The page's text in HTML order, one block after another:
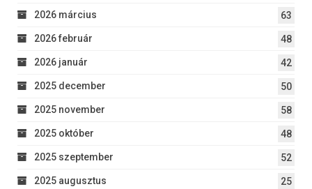
2026 március 63
2026 február 48
2026 január 42
2025 december 50
2025 november 58
2025 október 48
2025 szeptember 52
2025 augusztus 25